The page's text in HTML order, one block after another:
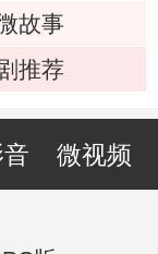
故事
推荐
微视频